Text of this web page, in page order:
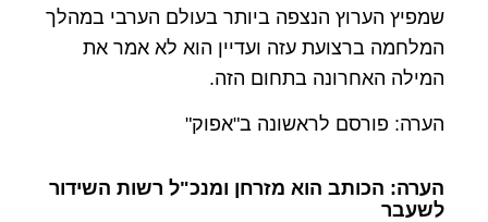
שמפיץ הערוץ הנצפה ביותר בעולם הערבי במהלך
המלחמה ברצועת עזה ועדיין הוא לא אמר את
המילה האחרונה בתחום הזה.
הערה: פורסם לראשונה ב"אפוק"
הערה: הכותב הוא מזרחן ומנכ"ל רשות השידור
לשעבר